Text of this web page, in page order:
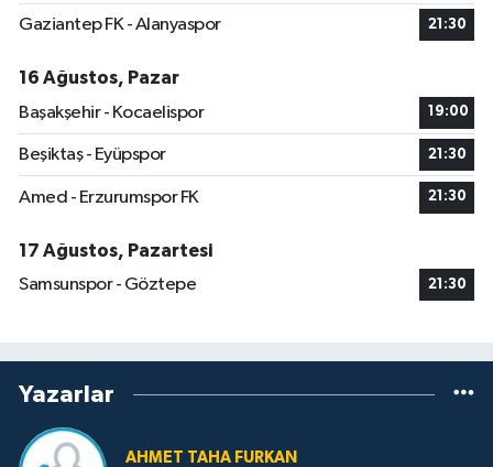
Gaziantep FK - Alanyaspor 21:30
16 Ağustos, Pazar
Başakşehir - Kocaelispor
19:00
Beşiktaş - Eyüpspor 21:30
Amed - Erzurumspor FK 21:30
17 Ağustos, Pazartesi
Samsunspor - Göztepe
21:30
Yazarlar
AHMET TAHA FURKAN